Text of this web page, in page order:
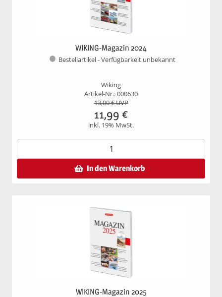
WIKING-Magazin 2024
Bestellartikel - Verfügbarkeit unbekannt
Wiking
Artikel-Nr.: 000630
13,00€ UVP
11,99 €
inkl. 19% MwSt.
In den Warenkorb
WIKING-Magazin 2025